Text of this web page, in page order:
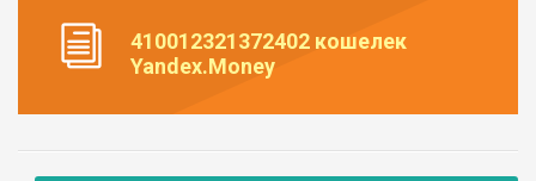
410012321372402 кошелек
Yandex.Money